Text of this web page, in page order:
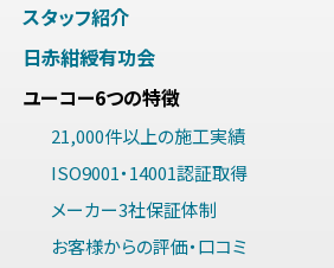
スタッフ紹介
日赤紺綬有功会
ユーコー6つの特徴
21,000件以上の施工実績
ISO9001・14001認証取得
メーカー3社保証体制
お客様からの評価・口コミ